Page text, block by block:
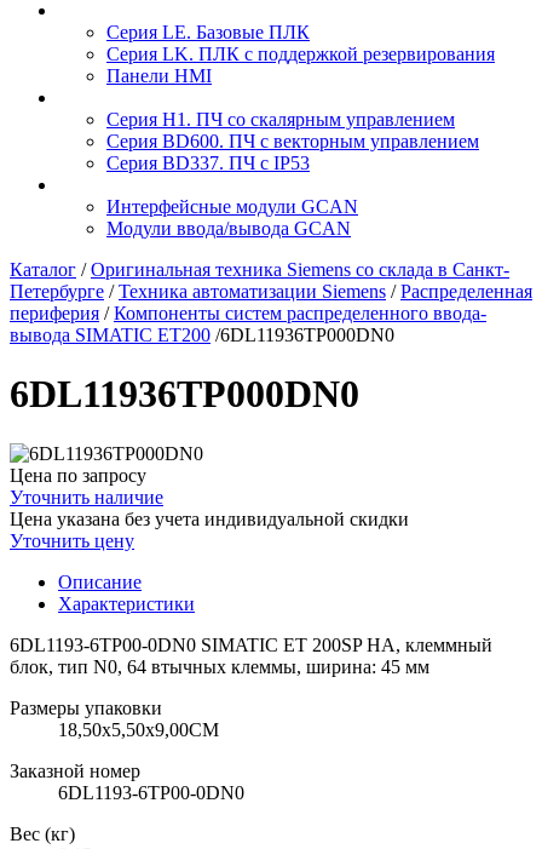
Серия LE. Базовые ПЛК
Серия LK. ПЛК с поддержкой резервирования
Панели HMI
Серия H1. ПЧ со скалярным управлением
Серия BD600. ПЧ с векторным управлением
Серия BD337. ПЧ с IP53
Интерфейсные модули GCAN
Модули ввода/вывода GCAN
Каталог / Оригинальная техника Siemens со склада в Санкт-
Петербурге / Техника автоматизации Siemens / Распределенная
периферия / Компоненты систем распределенного ввода-
вывода SIMATIC ET200 /6DL11936TP000DN0
6DL11936TP000DN0
Цена по запросу
Уточнить наличие
Цена указана без учета индивидуальной скидки
Уточнить цену
Описание
Характеристики
6DL1193-6TP00-0DN0 SIMATIC ET 200SP HA, клеммный
блок, тип N0, 64 втычных клеммы, ширина: 45 мм
Размеры упаковки
18,50х5,50х9,00CM
Заказной номер
6DL1193-6TP00-0DN0
Вес (кг)